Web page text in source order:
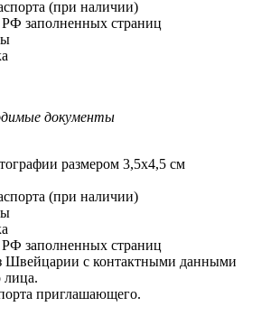
(при наличии)
заполненных страниц
документы
размером 3,5х4,5 см
(при наличии)
заполненных страниц
Швейцарии с контактными данными
приглашающего.